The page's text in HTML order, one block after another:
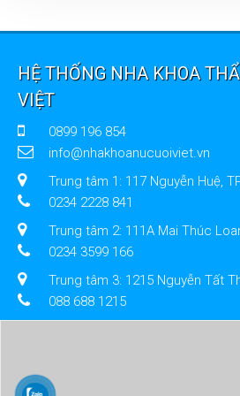
HỆ THỐNG NHA KHOA
VIỆT
0899 196 854
info@nhakhoanucuoiviet.vn
Trung tâm 1: 117 Nguyễn Huệ,
0234 2228 841
Trung tâm 2: 111A Mai Thúc
0234 3599 166
Trung tâm 3: 1215 Nguyễn Tất
088 688 1215